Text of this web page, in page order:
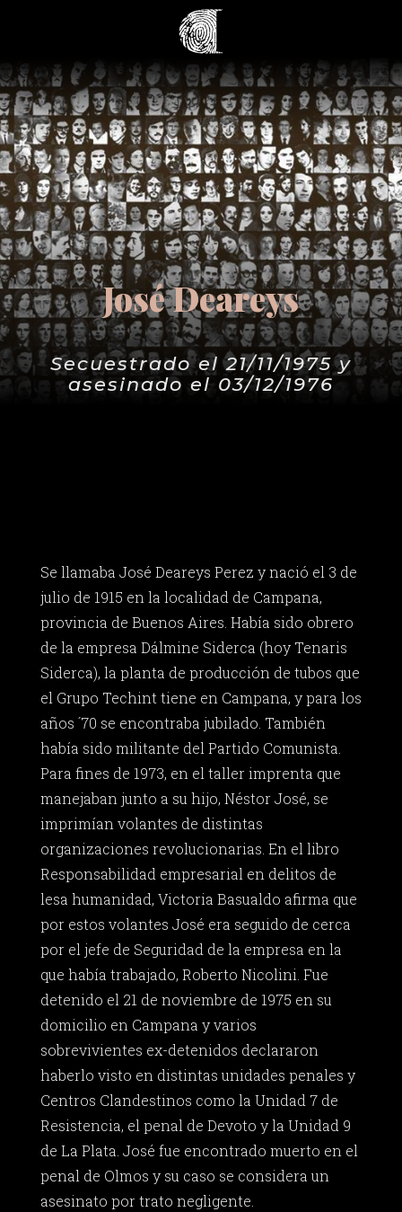
José Deareys
Secuestrado el 21/11/1975 y
asesinado el 03/12/1976
Se llamaba José Deareys Perez y nació el 3 de
julio de 1915 en la localidad de Campana,
provincia de Buenos Aires. Había sido obrero
de la empresa Dálmine Siderca (hoy Tenaris
Siderca), la planta de producción de tubos que
el Grupo Techint tiene en Campana, y para los
años ´70 se encontraba jubilado. También
había sido militante del Partido Comunista.
Para fines de 1973, en el taller imprenta que
manejaban junto a su hijo, Néstor José, se
imprimían volantes de distintas
organizaciones revolucionarias. En el libro
Responsabilidad empresarial en delitos de
lesa humanidad, Victoria Basualdo afirma que
por estos volantes José era seguido de cerca
por el jefe de Seguridad de la empresa en la
que había trabajado, Roberto Nicolini. Fue
detenido el 21 de noviembre de 1975 en su
domicilio en Campana y varios
sobrevivientes ex-detenidos declararon
haberlo visto en distintas unidades penales y
Centros Clandestinos como la Unidad 7 de
Resistencia, el penal de Devoto y la Unidad 9
de La Plata. José fue encontrado muerto en el
penal de Olmos y su caso se considera un
asesinato por trato negligente.